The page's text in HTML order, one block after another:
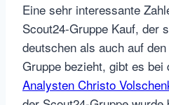
Eine sehr interessante
Scout24-Gruppe Kauf, der
deutschen als auch auf
Gruppe bezieht, gibt es bei
Analysten Christo